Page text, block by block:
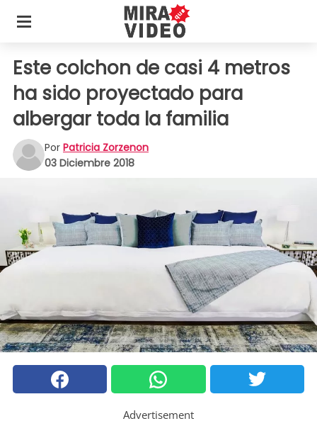
Este colchon de casi 4 metros
ha sido proyectado para
albergar toda la familia
Por Patricia Zorzenon
03 Diciembre 2018
Advertisement